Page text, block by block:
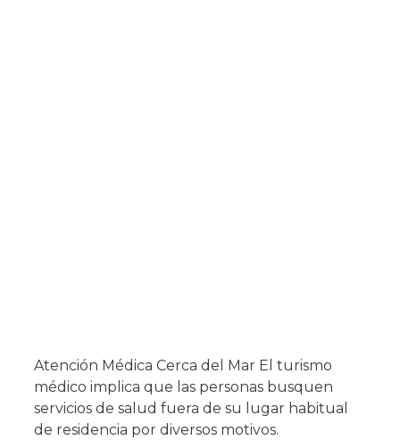
Atención Médica Cerca del Mar El turismo
médico implica que las personas busquen
servicios de salud fuera de su lugar habitual
de residencia por diversos motivos.